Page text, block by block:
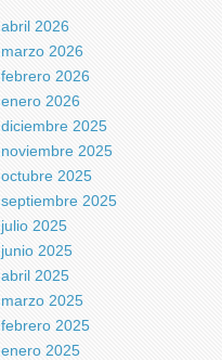
abril 2026
marzo 2026
febrero 2026
enero 2026
diciembre 2025
noviembre 2025
octubre 2025
septiembre 2025
julio 2025
junio 2025
abril 2025
marzo 2025
febrero 2025
enero 2025